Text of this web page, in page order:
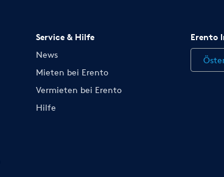
Service & Hilfe
News
Mieten bei Erento
Vermieten bei Erento
Hilfe
Erento